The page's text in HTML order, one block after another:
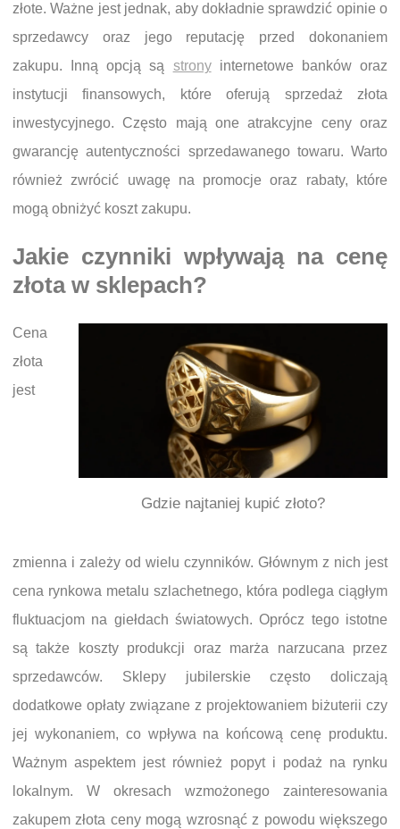
złote. Ważne jest jednak, aby dokładnie sprawdzić opinie o
sprzedawcy oraz jego reputację przed dokonaniem
zakupu. Inną opcją są stronyinternetowe banków oraz
instytucji finansowych, które oferują sprzedaż złota
inwestycyjnego. Często mają one atrakcyjne ceny oraz
gwarancję autentyczności sprzedawanego towaru. Warto
również zwrócić uwagę na promocje oraz rabaty, które
mogą obniżyć koszt zakupu.
Jakie czynniki wpływają na cenę
złota w sklepach?
Gdzie najtaniej kupić złoto?
Cena
złota
jest
zmienna i zależy od wielu czynników. Głównym z nich jest
cena rynkowa metalu szlachetnego, która podlega ciągłym
fluktuacjom na giełdach światowych. Oprócz tego istotne
są także koszty produkcji oraz marża narzucana przez
sprzedawców. Sklepy jubilerskie często doliczają
dodatkowe opłaty związane z projektowaniem biżuterii czy
jej wykonaniem, co wpływa na końcową cenę produktu.
Ważnym aspektem jest również popyt i podaż na rynku
lokalnym. W okresach wzmożonego zainteresowania
zakupem złota ceny mogą wzrosnąć z powodu większego